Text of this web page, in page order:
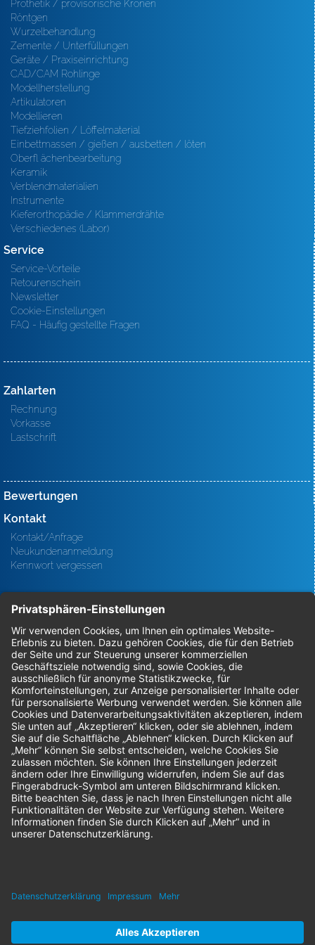
Prothetik / provisorische Kronen
Röntgen
Wurzelbehandlung
Zemente / Unterfüllungen
Geräte / Praxiseinrichtung
CAD/CAM Rohlinge
Modellherstellung
Artikulatoren
Modellieren
Tiefziehfolien / Löffelmaterial
Einbettmassen / gießen / ausbetten / löten
Oberfl ächenbearbeitung
Keramik
Verblendmaterialien
Instrumente
Kieferorthopädie / Klammerdrähte
Verschiedenes (Labor)
Service
Service-Vorteile
Retourenschein
Newsletter
Cookie-Einstellungen
FAQ - Häufig gestellte Fragen
Zahlarten
Rechnung
Vorkasse
Lastschrift
Bewertungen
Kontakt
Kontakt/Anfrage
Neukundenanmeldung
Kennwort vergessen
Bestellungen
Sendung verfolgen
Geprüfter Shop
* Alle Preise zzgl. gesetzlicher Mehrwertsteuer